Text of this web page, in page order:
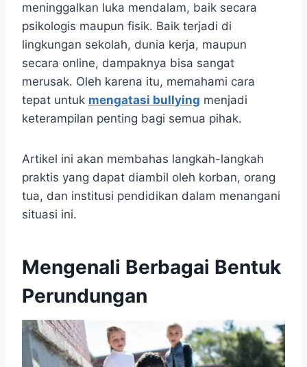
meninggalkan luka mendalam, baik secara
psikologis maupun fisik. Baik terjadi di
lingkungan sekolah, dunia kerja, maupun
secara online, dampaknya bisa sangat
merusak. Oleh karena itu, memahami cara
tepat untuk mengatasi bullying menjadi
keterampilan penting bagi semua pihak.
Artikel ini akan membahas langkah-langkah
praktis yang dapat diambil oleh korban, orang
tua, dan institusi pendidikan dalam menangani
situasi ini.
Mengenali Berbagai Bentuk
Perundungan